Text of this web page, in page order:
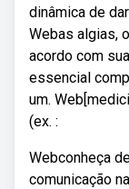
dinâmica de
Webas algias,
acordo com
essencial
um.
(ex. :
Webconheça
comunicação